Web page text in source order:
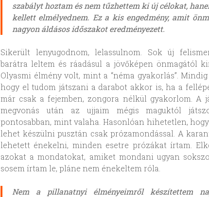
szabályt hoztam és nem tűzhettem ki új célokat,
kellett elmélyednem. Ez a kis engedmény, amit
nagyon áldásos időszakot eredményezett.
Sikerült lenyugodnom, lelassulnom. Sok új
barátra leltem és ráadásul a jövőképen önmagától
Olyasmi élmény volt, mint a “néma gyakorlás”.
hogy el tudom játszani a darabot akkor is, ha a
már csak a fejemben, zongora nélkül gyakorlom. A
megvonás után az ujjaim mégis maguktól
pontosabban, mint valaha. Hasonlóan hihetetlen,
lehet készülni pusztán csak prózamondással. A
lehetett énekelni, minden esetre prózákat írtam.
azokat a mondatokat, amiket mondani ugyan
sosem írtam le, pláne nem énekeltem róla.
Nem a pillanatnyi élményeimről készítettem